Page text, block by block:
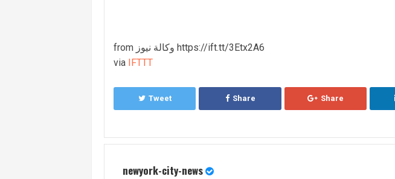
from وكالة نيوز https://ift.tt/3Etx2A6
via IFTTT
Tweet Share Share
newyork-city-news